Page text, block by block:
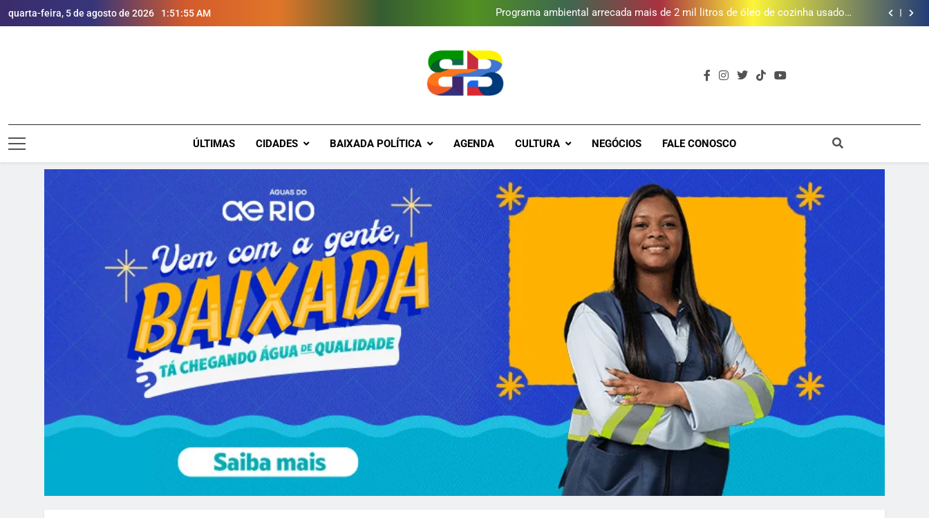
quarta-feira, 5 de agosto de 2026 1:51:56 AM
Fluminense
Programa ambiental arrecada mais de 2 mil litros de óleo de cozinha usado e
amplia rede de coleta em 18 municípios
Novo Sesc Duque de Caxias terá piscina, quadra esportiva e diversos serviços em
Gomeia Galpão Criativo abre inscrições para Escola Livre de Artes da Baixada
Programa ambiental arrecada mais de 2 mil litros de óleo de cozinha usado e
amplia rede de coleta em 18 municípios
Novo Sesc Duque de Caxias terá piscina, quadra esportiva e diversos serviços em
Vendaval atinge Escola Fábrica dos Atores, referência cultural da Baixada, e
Brava Baixada
ÚLTIMAS CIDADES BAIXADA POLÍTICA AGENDA CULTURA NEGÓCIOS FALE CONOSCO